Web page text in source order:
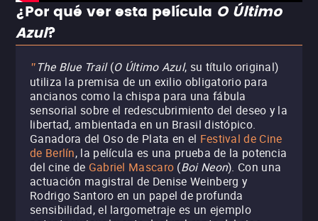
¿Por qué ver esta película O Último
Azul?
" The Blue Trail(O Último Azul, su título original)
utiliza la premisa de un exilio obligatorio para
ancianos como la chispa para una fábula
sensorial sobre el redescubrimiento del deseo y la
libertad, ambientada en un Brasil distópico.
Ganadora del Oso de Plata en el Festival de Cine
de Berlín, la película es una prueba de la potencia
del cine de Gabriel Mascaro (Boi Neon). Con una
actuación magistral de Denise Weinberg y
Rodrigo Santoro en un papel de profunda
sensibilidad, el largometraje es un ejemplo